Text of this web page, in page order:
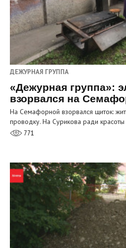
ДЕЖУРНАЯ ГРУППА
«Дежурная группа»:
взорвался на
На Семафорной взорвался щиток:
проводку. На Сурикова ради
771